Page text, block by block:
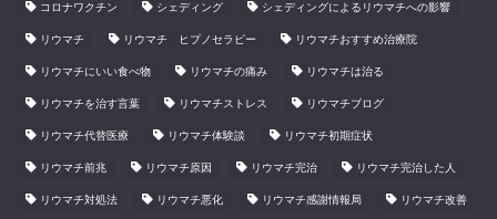
コロナワクチン シェディング シェディングによるリウマチへの影響
リウマチ リウマチ ヒプノセラピー リウマチおすすめ治療院
リウマチにいい食べ物 リウマチの痛み リウマチは治る
リウマチを治す言葉 リウマチストレス リウマチブログ
リウマチ代替医療 リウマチ体験談 リウマチ初期症状
リウマチ前兆 リウマチ原因 リウマチ完治 リウマチ完治した人
リウマチ対処法 リウマチ悪化 リウマチ感謝情報局 リウマチ改善